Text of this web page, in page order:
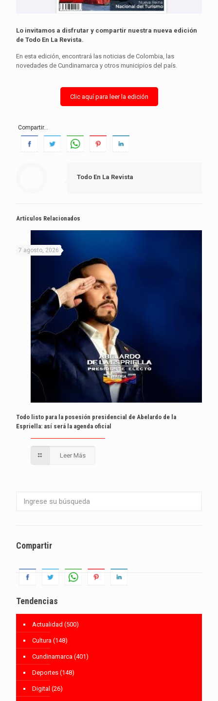
Lo invitamos a disfrutar y compartir nuestra nueva edición
de Todo En La Revista.
En esta edición, encontrará las noticias de Colombia, las
novedades de Cundinamarca y otros municipios del país.
Clic aquí para leer la edición
Compartir...
Todo En La Revista
Artículos Relacionados
7 agosto, 2026
Todo listo para la posesión presidencial de Abelardo de la
Espriella: así será la agenda oficial
Leer Más
Compartir
Tendencias
Actualidad (500)
Cultura (148)
Cundinamarca (401)
Deportes (148)
Digital (26)